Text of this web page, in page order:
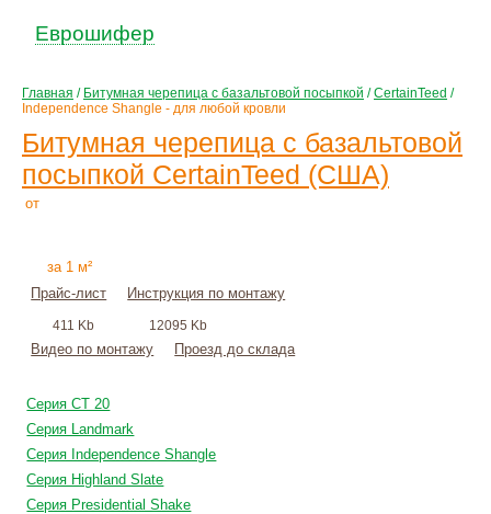
Еврошифер
Главная / Битумная черепица с базальтовой посыпкой /CertainTeed /
Independence Shangle - для любой кровли
Битумная черепица с базальтовой
посыпкой CertainTeed (США)
от
за 1 м²
Прайс-лист
411 Kb
Инструкция по монтажу
12095 Kb
Видео по монтажу Проезд до склада
Серия CT 20
Серия Landmark
Серия Independence Shangle
Серия Highland Slate
Серия Presidential Shake